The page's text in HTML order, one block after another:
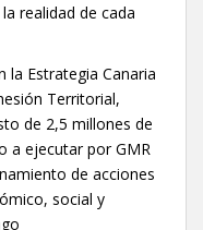
realidad de cada
Estrategia Canaria
Territorial,
de 2,5 millones de
a ejecutar por GMR
de acciones
social y